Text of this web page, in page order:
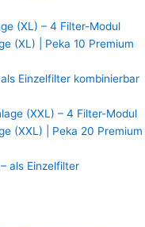
(XL) – 4 Filter-Modul
(XL) | Peka 10 Premium
Einzelfilter kombinierbar
(XXL) – 4 Filter-Modul
(XXL) | Peka 20 Premium
als Einzelfilter